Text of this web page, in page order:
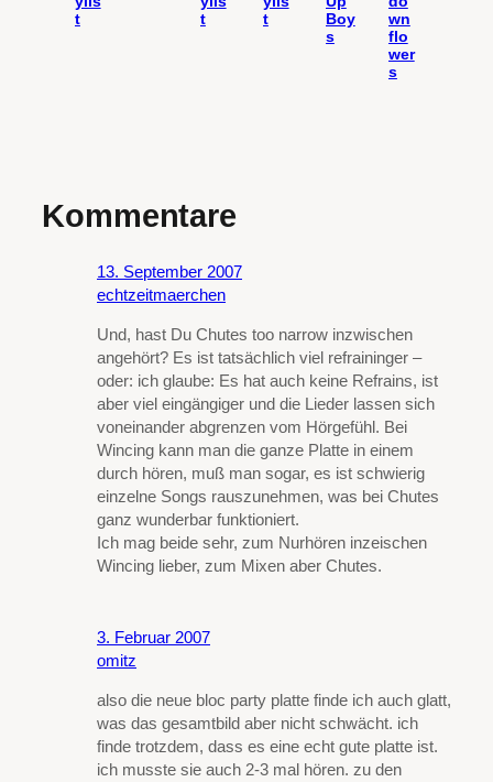
t
t
t
Boy
s
wn
flo
wer
s
Kommentare
13. September 2007
echtzeitmaerchen
Und, hast Du Chutes too narrow inzwischen
angehört? Es ist tatsächlich viel refraininger –
oder: ich glaube: Es hat auch keine Refrains, ist
aber viel eingängiger und die Lieder lassen sich
voneinander abgrenzen vom Hörgefühl. Bei
Wincing kann man die ganze Platte in einem
durch hören, muß man sogar, es ist schwierig
einzelne Songs rauszunehmen, was bei Chutes
ganz wunderbar funktioniert.
Ich mag beide sehr, zum Nurhören inzeischen
Wincing lieber, zum Mixen aber Chutes.
3. Februar 2007
omitz
also die neue bloc party platte finde ich auch glatt,
was das gesamtbild aber nicht schwächt. ich
finde trotzdem, dass es eine echt gute platte ist.
ich musste sie auch 2-3 mal hören. zu den